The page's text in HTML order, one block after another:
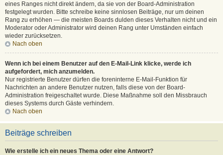
eines Ranges nicht direkt ändern, da sie von der Board-Administration
festgelegt wurden. Bitte schreibe keine sinnlosen Beiträge, nur um deinen
Rang zu erhöhen — die meisten Boards dulden dieses Verhalten nicht und ein
Moderator oder Administrator wird deinen Rang unter Umständen einfach
wieder zurücksetzen.
Nach oben
Wenn ich bei einem Benutzer auf den E-Mail-Link klicke, werde ich
aufgefordert, mich anzumelden.
Nur registrierte Benutzer dürfen die foreninterne E-Mail-Funktion für
Nachrichten an andere Benutzer nutzen, falls diese von der Board-
Administration freigeschaltet wurde. Diese Maßnahme soll den Missbrauch
dieses Systems durch Gäste verhindern.
Nach oben
Beiträge schreiben
Wie erstelle ich ein neues Thema oder eine Antwort?